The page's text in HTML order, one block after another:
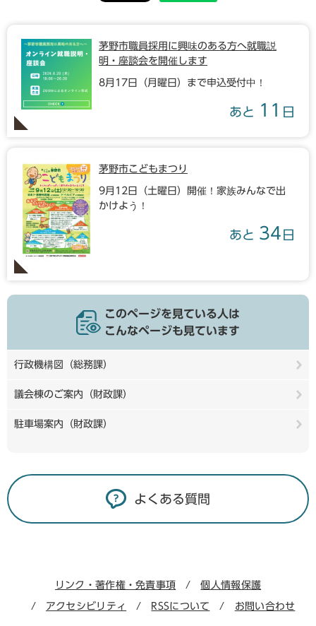
茅野市職員採用に興味のある方へ就職説
明・座談会を開催します
8月17日（月曜日）まで申込受付中！
あと 11 日
茅野市こどもまつり
9月12日（土曜日）開催！家族みんなで出
かけよう！
あと 34 日
このページを見ている人は
こんなページも見ています
行政機構図（総務課）
議会棟のご案内（財政課）
駐車場案内（財政課）
よくある質問
リンク・著作権・免責事項 個人情報保護
アクセシビリティ RSSについて お問い合わせ